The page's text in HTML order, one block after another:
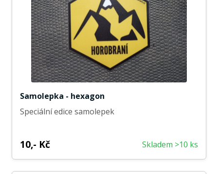
Samolepka - hexagon
Speciální edice samolepek
10,- Kč Skladem >10 ks